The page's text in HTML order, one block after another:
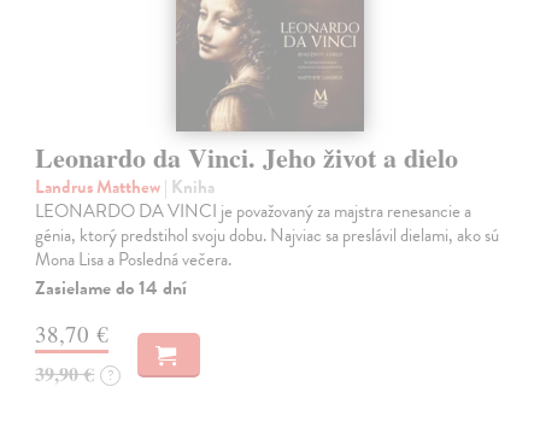
Leonardo da Vinci. Jeho život a dielo
Landrus Matthew| Kniha
LEONARDO DA VINCI je považovaný za majstra renesancie a
génia, ktorý predstihol svoju dobu. Najviac sa preslávil dielami, ako sú
Mona Lisa a Posledná večera.
Zasielame do 14 dní
38,70 €
39,90 € ?